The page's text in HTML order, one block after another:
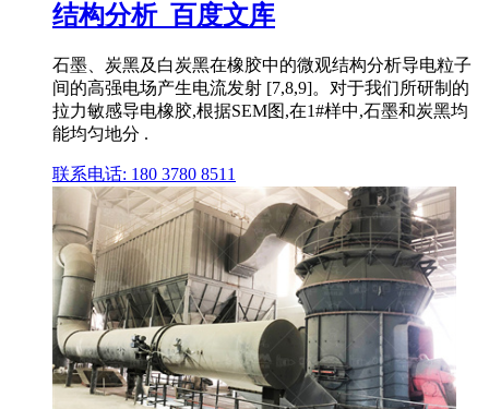
结构分析_百度文库
石墨、炭黑及白炭黑在橡胶中的微观结构分析导电粒子
间的高强电场产生电流发射 [7,8,9]。对于我们所研制的
拉力敏感导电橡胶,根据SEM图,在1#样中,石墨和炭黑均
能均匀地分 .
联系电话: 180 3780 8511